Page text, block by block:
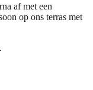
af met een
op ons terras met